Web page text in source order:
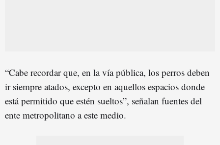
“Cabe recordar que, en la vía pública, los perros deben
ir siempre atados, excepto en aquellos espacios donde
está permitido que estén sueltos”, señalan fuentes del
ente metropolitano a este medio.